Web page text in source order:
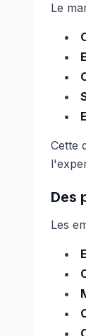
Le
Cette
Des
Les